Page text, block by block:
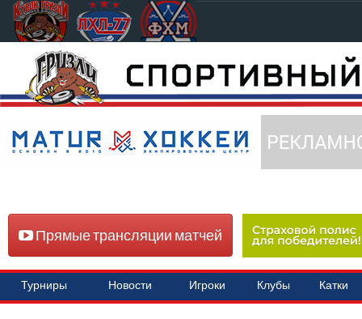
Прямые трансляции матчей
Турниры Новости Игроки Клубы Катки